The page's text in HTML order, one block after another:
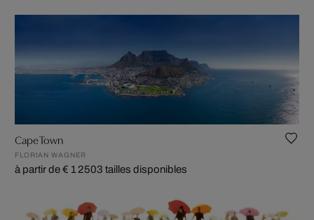
Cape Town
FLORIAN WAGNER
à partir de € 1 2503 tailles disponibles